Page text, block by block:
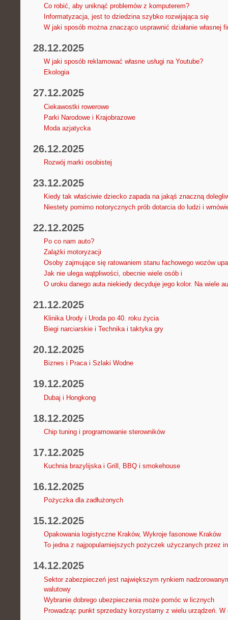
Co robić, aby uniknąć problemów z komputerem?
Informatyzacja, jest to dziedzina szybko rozwijająca się
W jaki sposób można znacząco usprawnić działanie własnej
28.12.2025
W jaki sposób reklamować własne usługi na Youtube?
Ekologia
27.12.2025
Ciekawostki rowerowe
Parki Narodowe i Krajobrazowe
Moda azjatycka
26.12.2025
Rozwój marki osobistej
23.12.2025
Kiedy tak właściwie dziecko zapada na jakąś znaczną
Niestety pomimo notorycznych prób dotarcia do ludzi i
22.12.2025
Po co nam auto?
Zalążki motoryzacji
Osoby zajmujące się ratowaniem stanu fachowego wozów
Jak nie ulega wątpliwości, obecnie wiele osób i
O uroku danego auta niekiedy decyduje jego kolor. Na wiele
21.12.2025
Klinika Urody i Uroda po 40. roku życia
Biegi narciarskie i Technika i taktyka gry
20.12.2025
Biznes i Praca i Szlaki Wodne
19.12.2025
Dubaj i Hongkong
18.12.2025
Chip tuning i programowanie sterowników
17.12.2025
Kuchnia brazylijska i Grill, BBQ i smokehouse
16.12.2025
Pożyczka dla zadłużonych
15.12.2025
Opakowania logistyczne Kraków, Wykroje fasonowe Kraków
To jedna z najpopularniejszych pożyczek użyczanych przez
14.12.2025
Sektor zabezpieczeń jest największym rynkiem
walutowy
Wybranie dobrego ubezpieczenia może pomóc w licznych
Prowadząc punkt sprzedaży korzystamy z wielu urządzeń. W